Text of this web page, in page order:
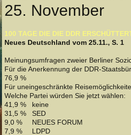
25. November
100 TAGE DIE DIE DDR
Neues Deutschland vom 25.11., S. 1
Meinungsumfragen zweier Berliner
Für die Anerkennung der DDR-
76,9 %
Für uneingeschränkte
Welche Partei würden Sie jetzt wählen:
41,9 % keine
31,5 % SED
9,0 % NEUES FORUM
7,9 % LDPD